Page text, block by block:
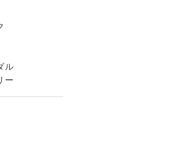
ル
ー